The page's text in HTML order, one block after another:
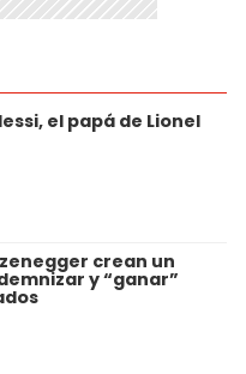
el papá de Lionel
crean un
y “ganar”